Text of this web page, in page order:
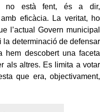
no està fent, és a dir,
eficàcia. La veritat, ho
l’actual Govern municipal
la determinació de defensar
hem descobert una faceta
als altres. Es limita a votar
que era, objectivament,